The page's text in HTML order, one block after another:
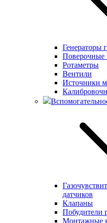
Генераторы
Поверочные
Ротаметры
Вентили
Источники
датчиков
Клапаны
Побудители
Монтажные